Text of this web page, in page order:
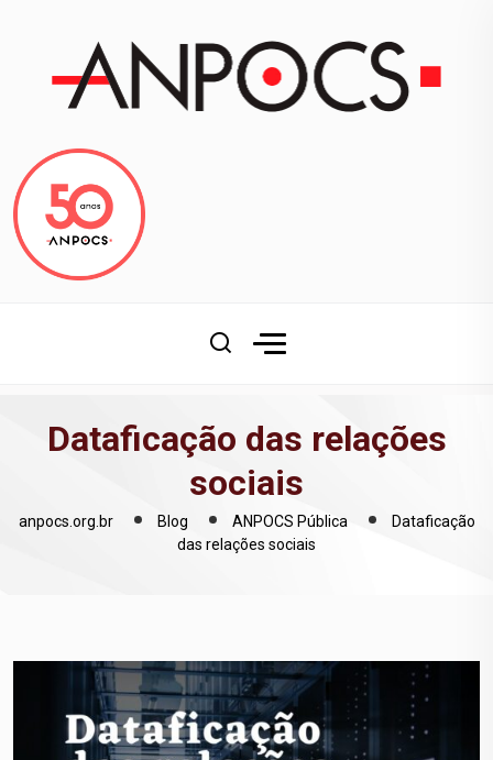
Dataficação das relações
sociais
anpocs.org.br Blog ANPOCS Pública
Dataficação
das relações sociais